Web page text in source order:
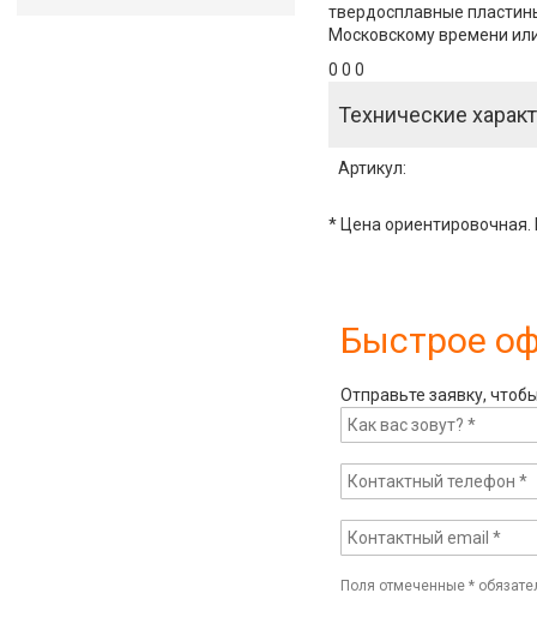
твердосплавные
Московскому времени
0 0 0
Технические
Артикул:
* Цена ориентировочная.
Быстрое
Отправьте заявку,
Поля отмеченные*